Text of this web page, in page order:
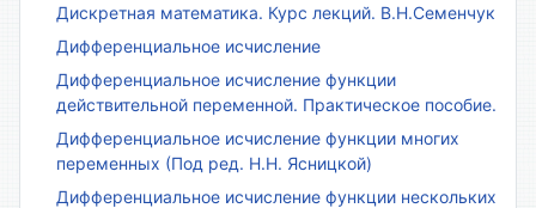
Дискретная математика. Курс лекций. В.Н.Семенчук
Дифференциальное исчисление
Дифференциальное исчисление функции
действительной переменной. Практическое пособие.
Дифференциальное исчисление функции многих
переменных (Под ред. Н.Н. Ясницкой)
Дифференциальное исчисление функции нескольких